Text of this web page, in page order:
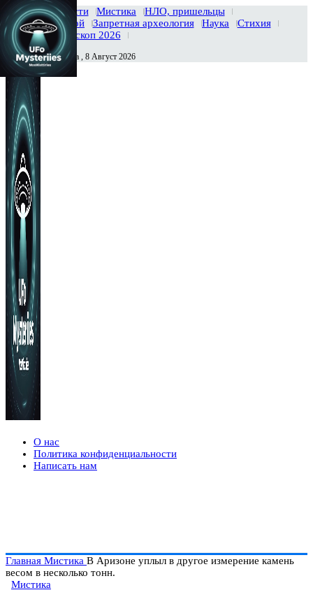
Главная Новости Мистика
НЛО, пришельцы
Тайны вселенной
Запретная археология Наука
Стихия
История
Гороскоп 2026
Сегодня Суббота , 8 Август 2026
О нас
Политика конфиденциальности
Написать нам
Главная Мистика В Аризоне уплыл в другое измерение камень
весом в несколько тонн.
Мистика